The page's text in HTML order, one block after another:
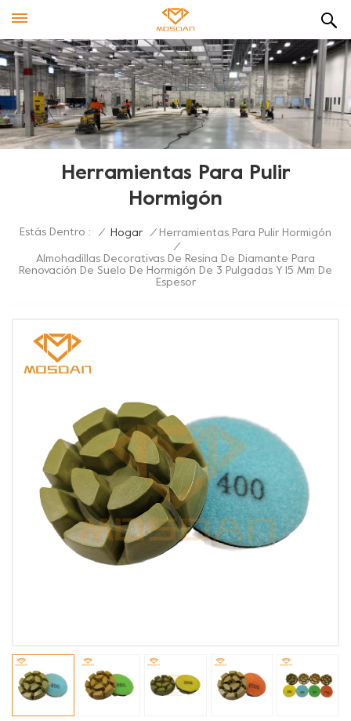
Herramientas Para Pulir
Hormigón
Estás Dentro : / Hogar / Herramientas Para Pulir Hormigón
/
Almohadillas Decorativas De Resina De Diamante Para
Renovación De Suelo De Hormigón De 3 Pulgadas Y 15 Mm De
Espesor